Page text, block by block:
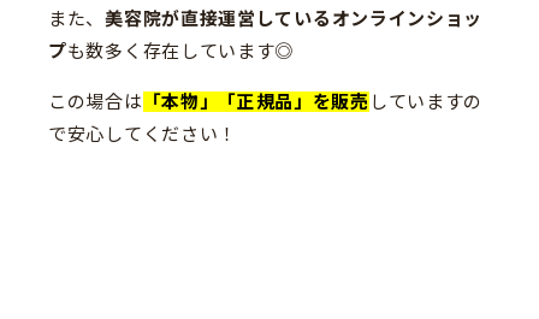
また、美容院が直接運営しているオンラインショッ
プも数多く存在しています◎
この場合は 「本物」「正規品」を販売 していますの
で安心してください！